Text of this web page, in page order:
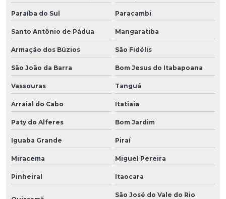
Paraíba do Sul Paracambi
Santo Antônio de Pádua Mangaratiba
Armação dos Búzios São Fidélis
São João da Barra Bom Jesus do Itabapoana
Vassouras Tanguá
Arraial do Cabo Itatiaia
Paty do Alferes Bom Jardim
Iguaba Grande Piraí
Miracema Miguel Pereira
Pinheiral Itaocara
São José do Vale do Rio